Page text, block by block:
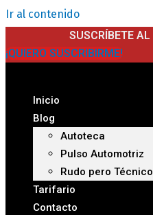
Ir al contenido
SUSCRÍBETE
¡QUIERO SUSCRIBIRME!
Inicio
Blog
Autoteca
Pulso Automotriz
Rudo pero Técnico
Tarifario
Contacto